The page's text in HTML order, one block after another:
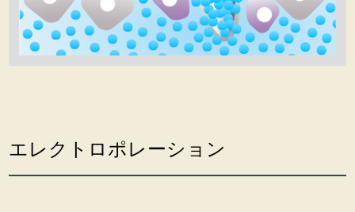
エレクトロポレーション